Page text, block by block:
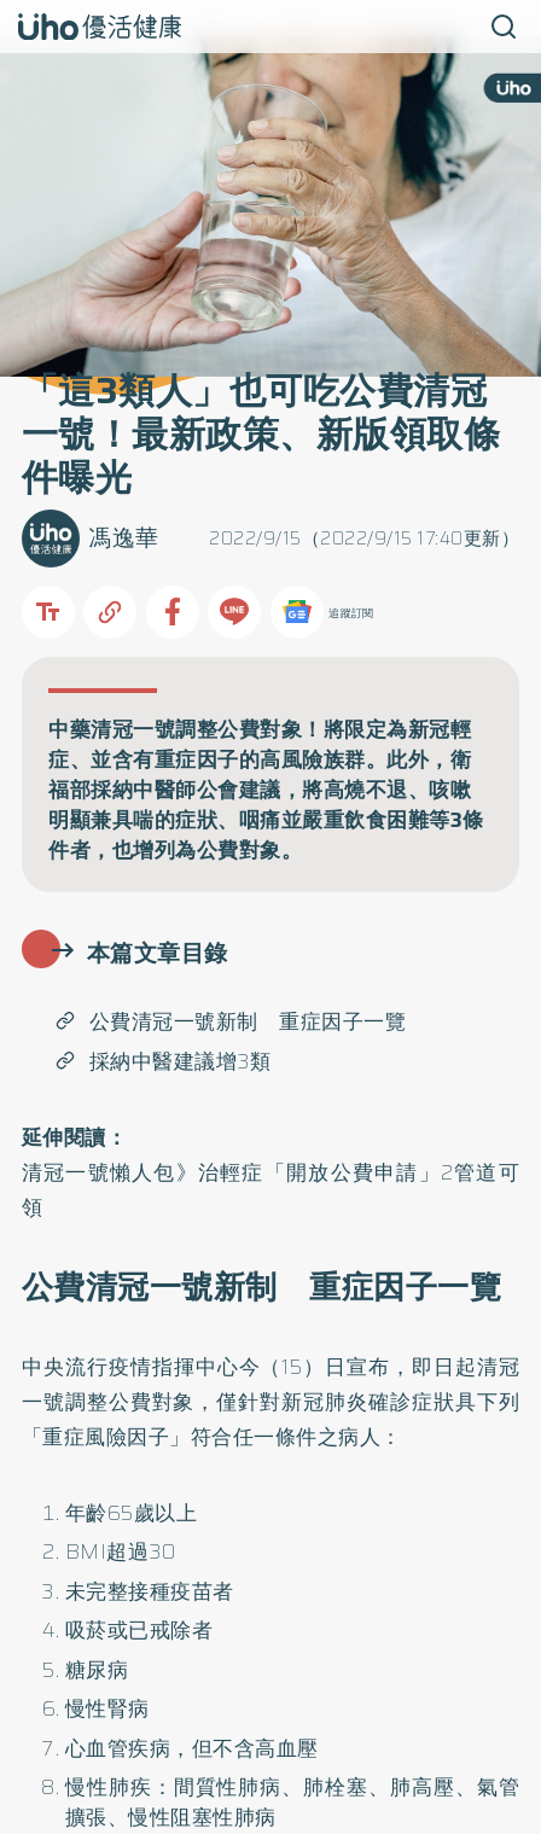
「這3類人」也可吃公費清冠
一號！最新政策、新版領取條
件曝光
2022/9/15（2022/9/15 17:40更新）
馮逸華
追蹤訂閱
中藥清冠一號調整公費對象！將限定為新冠輕
症、並含有重症因子的高風險族群。此外，衛
福部採納中醫師公會建議，將高燒不退、咳嗽
明顯兼具喘的症狀、咽痛並嚴重飲食困難等3條
件者，也增列為公費對象。
本篇文章目錄
公費清冠一號新制 重症因子一覽
採納中醫建議增3類
延伸閱讀：
清冠一號懶人包》治輕症「開放公費申請」2管道可
領
公費清冠一號新制 重症因子一覽
中央流行疫情指揮中心今（15）日宣布，即日起清冠
一號調整公費對象，僅針對新冠肺炎確診症狀具下列
「重症風險因子」符合任一條件之病人：
年齡65歲以上
BMI超過30
未完整接種疫苗者
吸菸或已戒除者
糖尿病
慢性腎病
心血管疾病，但不含高血壓
慢性肺疾：間質性肺病、肺栓塞、肺高壓、氣管
擴張、慢性阻塞性肺病